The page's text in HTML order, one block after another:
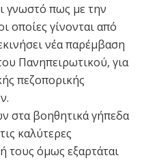
γνωστό πως με την
οποίες γίνονται από
νέα παρέμβαση
Πανηπειρωτικού, για
πεζοπορικής
στα βοηθητικά γήπεδα
καλύτερες
τους όμως εξαρτάται